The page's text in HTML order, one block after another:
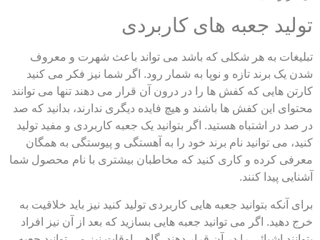
جعبه های کاربردی
به هر شکلی که باشد می تواند باعث شهرت و معروف
یک برند تازه و نوپا به شمار رود. اگر شما نیز فکر می کنید
هایی که کفش ها را در درون آن قرار می دهند تنها می توانند
این کفش ها باشند و هیچ فایده دیگری ندارند، بدانید که صد
در اشتباه هستید. اگر بتوانید یک جعبه کاربردی و مفید تولید
می توانید نام برند خود را به آهستگی و پیوستگی به همگان
کرده و کاری کنید که مخاطبان بیشتری با نام محصول شما
پیدا کنند.
آنکه بتوانید جعبه هایی کاربردی تولید کنید نیز باید خلاقیت به
دهید. اگر می توانید جعبه هایی بسازید که بعد از آن نیز افراد